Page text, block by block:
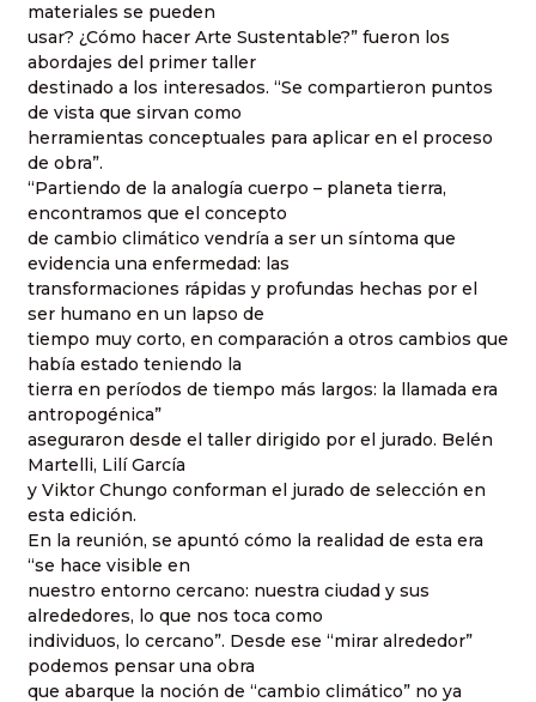
materiales se pueden
usar? ¿Cómo hacer Arte Sustentable?” fueron los
abordajes del primer taller
destinado a los interesados. “Se compartieron puntos
de vista que sirvan como
herramientas conceptuales para aplicar en el proceso
de obra”.
“Partiendo de la analogía cuerpo – planeta tierra,
encontramos que el concepto
de cambio climático vendría a ser un síntoma que
evidencia una enfermedad: las
transformaciones rápidas y profundas hechas por el
ser humano en un lapso de
tiempo muy corto, en comparación a otros cambios que
había estado teniendo la
tierra en períodos de tiempo más largos: la llamada era
antropogénica”
aseguraron desde el taller dirigido por el jurado. Belén
Martelli, Lilí García
y Viktor Chungo conforman el jurado de selección en
esta edición.
En la reunión, se apuntó cómo la realidad de esta era
“se hace visible en
nuestro entorno cercano: nuestra ciudad y sus
alrededores, lo que nos toca como
individuos, lo cercano”. Desde ese “mirar alrededor”
podemos pensar una obra
que abarque la noción de “cambio climático” no ya